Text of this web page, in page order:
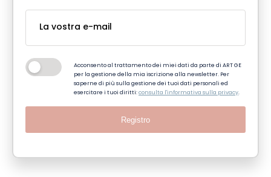
Acconsento al trattamento dei miei dati da parte di ART GE
per la gestione della mia iscrizione alla newsletter. Per
saperne di più sulla gestione dei tuoi dati personali ed
esercitare i tuoi diritti:consulta l'informativa sulla privacy.
Registro